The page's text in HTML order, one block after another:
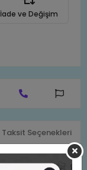
İade ve Değişim
Taksit Seçenekleri